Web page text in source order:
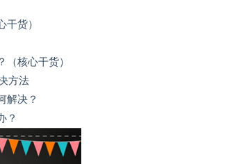
干货）
（核心干货）
方法
解决？
？